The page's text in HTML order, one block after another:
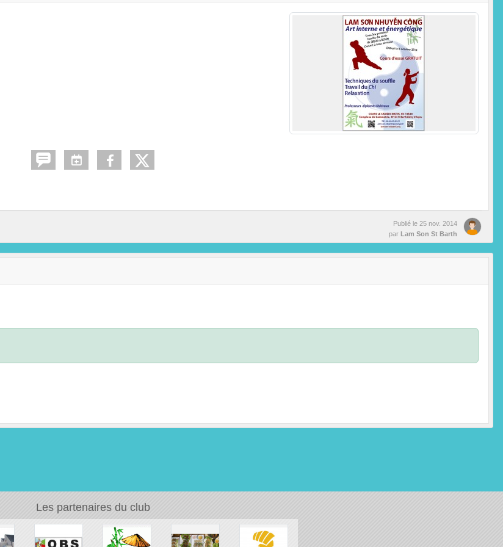
Publié le 25 nov. 2014
par Lam Son St Barth
Les partenaires du club